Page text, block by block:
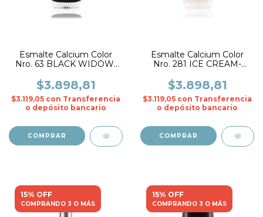
Esmalte Calcium Color
Nro. 63 BLACK WIDOW-
$3.898,81
$3.119,05 con Transferencia
o depósito bancario
Esmalte Calcium Color
Nro. 281 ICE CREAM-
$3.898,81
$3.119,05 con Transferencia
o depósito bancario
15% OFF
COMPRANDO 3 O MÁS
15% OFF
COMPRANDO 3 O MÁS